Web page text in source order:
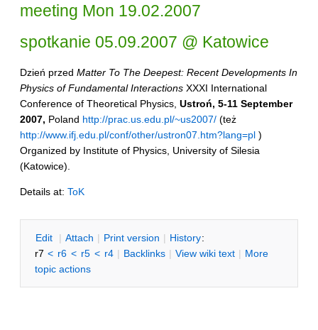
meeting Mon 19.02.2007
spotkanie 05.09.2007 @ Katowice
Dzień przed Matter To The Deepest: Recent Developments In
Physics of Fundamental Interactions XXXI International
Conference of Theoretical Physics, Ustroń, 5-11 September
2007, Poland http://prac.us.edu.pl/~us2007/ (też
http://www.ifj.edu.pl/conf/other/ustron07.htm?lang=pl )
Organized by Institute of Physics, University of Silesia
(Katowice).
Details at: ToK
Edit | Attach | Print version | History:
r7 < r6 < r5 < r4 | Backlinks | View wiki text | More
topic actions